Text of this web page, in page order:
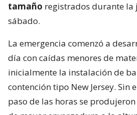
tamaño registrados durante la
sábado.
La emergencia comenzó a
día con caídas menores de
inicialmente la instalación de
contención tipo New Jersey. Sin
paso de las horas se